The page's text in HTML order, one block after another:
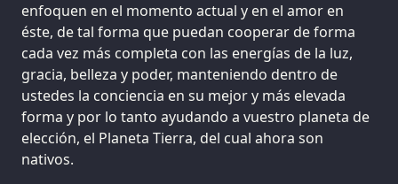
enfoquen en el momento actual y en el amor en
éste, de tal forma que puedan cooperar de forma
cada vez más completa con las energías de la luz,
gracia, belleza y poder, manteniendo dentro de
ustedes la conciencia en su mejor y más elevada
forma y por lo tanto ayudando a vuestro planeta de
elección, el Planeta Tierra, del cual ahora son
nativos.